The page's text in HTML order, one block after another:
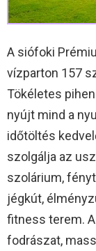
A siófoki
vízparton 157
Tökéletes
nyújt mind a
időtöltés
szolgálja az
szolárium,
jégkút,
fitness terem.
fodrászat,